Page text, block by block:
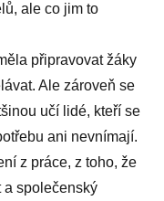
ale co jim to
připravovat žáky
Ale zároveň se
učí lidé, kteří se
ani nevnímají.
z práce, z toho, že
a společenský